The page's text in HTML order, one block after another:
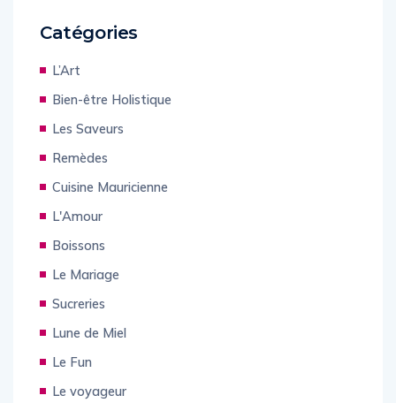
Catégories
L’Art
Bien-être Holistique
Les Saveurs
Remèdes
Cuisine Mauricienne
L'Amour
Boissons
Le Mariage
Sucreries
Lune de Miel
Le Fun
Le voyageur